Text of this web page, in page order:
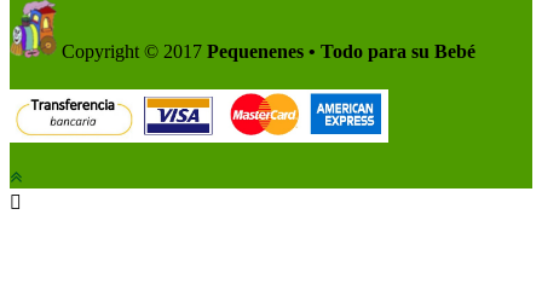
Copyright © 2017 Pequenenes • Todo para su Bebé
